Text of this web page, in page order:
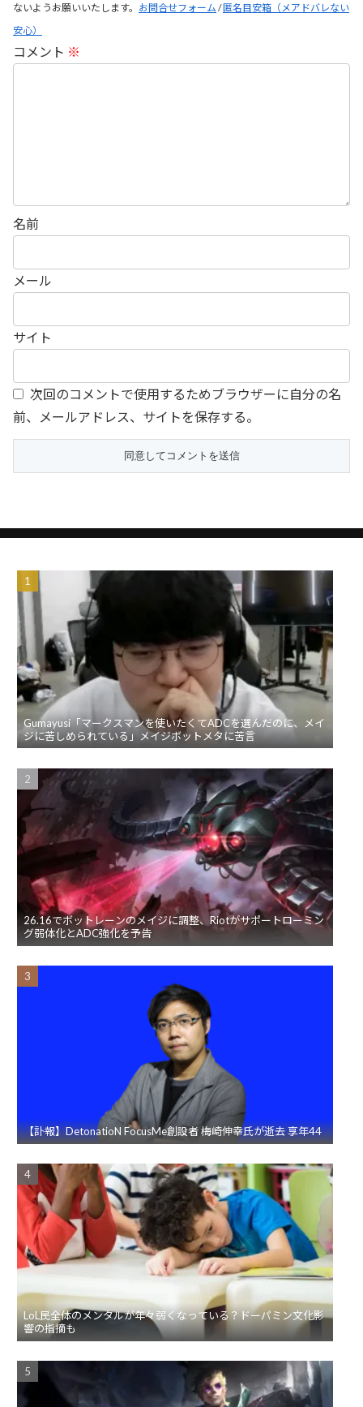
ないようお願いいたします。 お問合せフォーム /匿名目安箱（メアドバレない
安心）
コメント ※
名前
メール
サイト
次回のコメントで使用するためブラウザーに自分の名
前、メールアドレス、サイトを保存する。
Gumayusi「マークスマンを使いたくてADCを選んだのに、メイ
ジに苦しめられている」メイジボットメタに苦言
26.16でボットレーンのメイジに調整、Riotがサポートローミン
グ弱体化とADC強化を予告
【訃報】DetonatioN FocusMe創設者 梅崎伸幸氏が逝去 享年44
LoL民全体のメンタルが年々弱くなっている？ドーパミン文化影
響の指摘も